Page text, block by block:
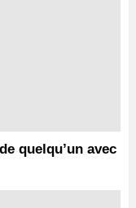
quelqu’un avec